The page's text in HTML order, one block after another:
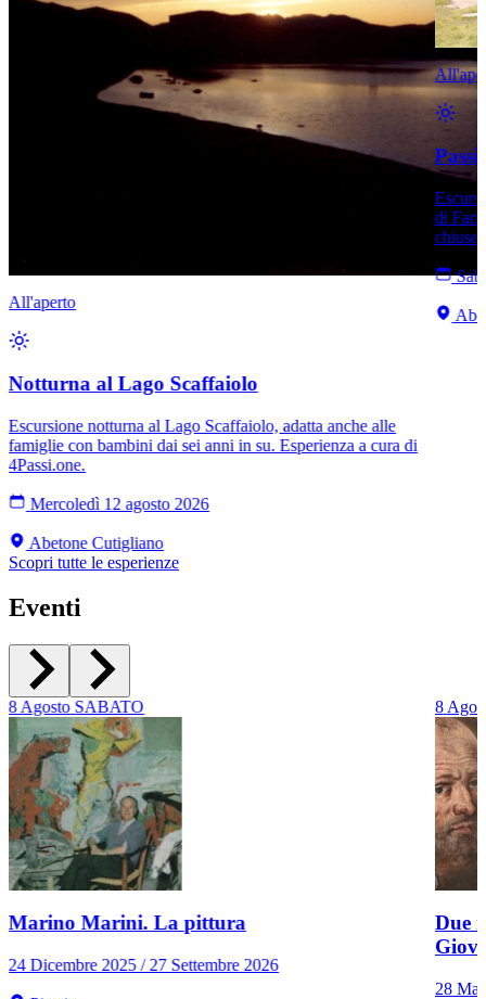
All'aperto
Notturna al Lago Scaffaiolo
Escursione notturna al Lago Scaffaiolo, adatta anche alle
famiglie con bambini dai sei anni in su. Esperienza a cura di
4Passi.one.
Mercoledì 12 agosto 2026
Abetone Cutigliano
di
chiuse
Scopri tutte le esperienze
Eventi
8Agosto SABATO
Marino Marini. La pittura
24 Dicembre 2025 / 27 Settembre 2026
8
Due
28